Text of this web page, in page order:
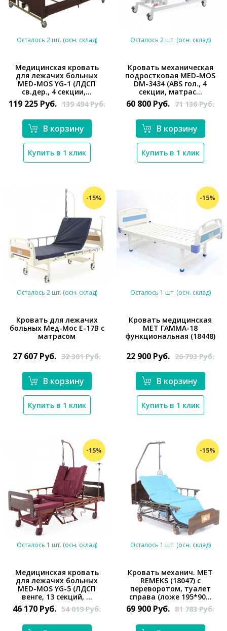
*}
Осталось 2 шт. (осн. склад)
Медицинская кровать
для лежачих больных
MED-MOS YG-1 (ЛДСП
св.дер., 4 секции,...
119 225 Руб. 139 494Руб.
В корзину
Купить в 1 клик
*}
Осталось 2 шт. (осн. склад)
Кровать механическая
подростковая MED-MOS
DM-3434 (ABS гол., 4
секции, матрас...
60 800 Руб. 71 136Руб.
В корзину
Купить в 1 клик
-15%
*}
Осталось 2 шт. (осн. склад)
Кровать для лежачих
больных Мед-Мос Е-17В с
матрасом
27 607 Руб. 32 301Руб.
В корзину
Купить в 1 клик
-15%
*}
Осталось 1 шт. (осн. склад)
Кровать медицинская
МЕТ ГАММА-18
функциональная (18448)
22 900 Руб. 26 793Руб.
В корзину
Купить в 1 клик
-15%
*}
Осталось 1 шт. (осн. склад)
Медицинская кровать
для лежачих больных
MED-MOS YG-5 (ЛДСП
венге, 13 секций, ...
46 170 Руб. 54 019Руб.
-15%
*}
Осталось 1 шт. (осн. склад)
Кровать механич. МЕТ
REMEKS (18047) с
переворотом, туалет
справа (ложе 195*90...
69 900 Руб. 81 783Руб.